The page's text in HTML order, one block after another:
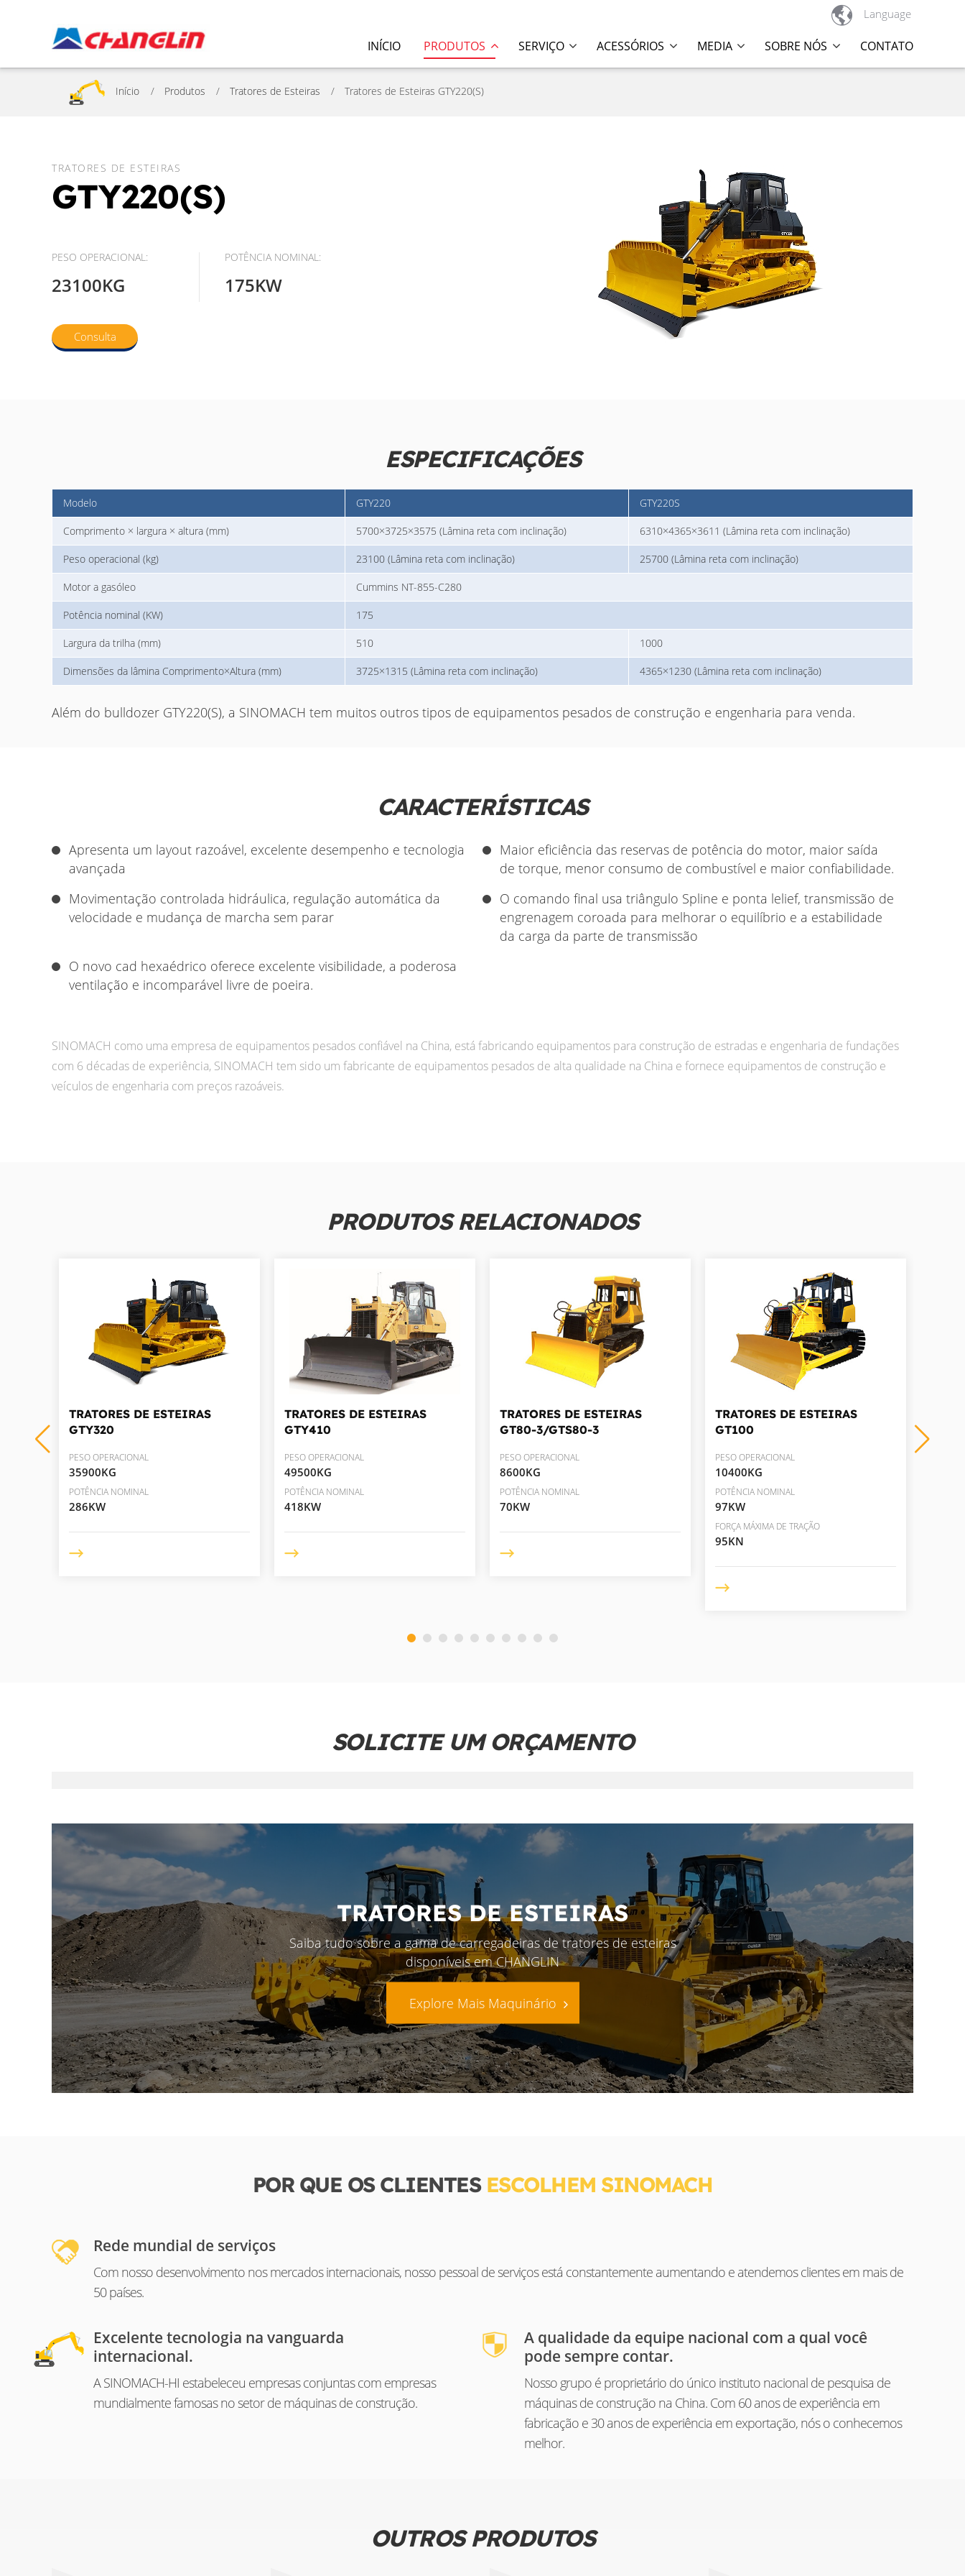
 Language
INÍCIO PRODUTOS SERVIÇO ACESSÓRIOS MEDIA SOBRE NÓS CONTATO
Início Produtos Tratores de Esteiras Tratores de Esteiras GTY220(S)
TRATORES DE ESTEIRAS
GTY220(S)
PESO OPERACIONAL:
23100KG
POTÊNCIA NOMINAL:
175KW
Consulta
ESPECIFICAÇÕES
Modelo GTY220 GTY220S
Comprimento × largura × altura (mm) 5700×3725×3575 (Lâmina reta com inclinação) 6310×4365×3611 (Lâmina reta com inclinação)
Peso operacional (kg) 23100 (Lâmina reta com inclinação) 25700 (Lâmina reta com inclinação)
Motor a gasóleo Cummins NT-855-C280
Potência nominal (KW) 175
Largura da trilha (mm) 510 1000
Dimensões da lâmina Comprimento×Altura (mm) 3725×1315 (Lâmina reta com inclinação) 4365×1230 (Lâmina reta com inclinação)
Além do bulldozer GTY220(S), a SINOMACH tem muitos outros tipos de equipamentos pesados de construção e engenharia para venda.
CARACTERÍSTICAS
Apresenta um layout razoável, excelente desempenho e tecnologia
avançada
Maior eficiência das reservas de potência do motor, maior saída
de torque, menor consumo de combustível e maior confiabilidade.
Movimentação controlada hidráulica, regulação automática da
velocidade e mudança de marcha sem parar
O comando final usa triângulo Spline e ponta lelief, transmissão de
engrenagem coroada para melhorar o equilíbrio e a estabilidade
da carga da parte de transmissão
O novo cad hexaédrico oferece excelente visibilidade, a poderosa
ventilação e incomparável livre de poeira.
SINOMACH como uma empresa de equipamentos pesados confiável na China, está fabricando equipamentos para construção de estradas e engenharia de fundações
com 6 décadas de experiência, SINOMACH tem sido um fabricante de equipamentos pesados de alta qualidade na China e fornece equipamentos de construção e
veículos de engenharia com preços razoáveis.
PRODUTOS RELACIONADOS
TRATORES DE ESTEIRAS
GTY320
PESO OPERACIONAL
35900KG
POTÊNCIA NOMINAL
286KW
TRATORES DE ESTEIRAS
GTY410
PESO OPERACIONAL
49500KG
POTÊNCIA NOMINAL
418KW
TRATORES DE ESTEIRAS
GT80-3/GTS80-3
PESO OPERACIONAL
8600KG
POTÊNCIA NOMINAL
70KW
TRATORES DE ESTEIRAS
GT100
PESO OPERACIONAL
10400KG
POTÊNCIA NOMINAL
97KW
FORÇA MÁXIMA DE TRAÇÃO
95KN
SOLICITE UM ORÇAMENTO
TRATORES DE ESTEIRAS
Saiba tudo sobre a gama de carregadeiras de tratores de esteiras
disponíveis em CHANGLIN
Explore Mais Maquinário
POR QUE OS CLIENTES ESCOLHEM SINOMACH
Rede mundial de serviços
Com nosso desenvolvimento nos mercados internacionais, nosso pessoal de serviços está constantemente aumentando e atendemos clientes em mais de
50 países.
Excelente tecnologia na vanguarda
internacional.
A SINOMACH-HI estabeleceu empresas conjuntas com empresas
mundialmente famosas no setor de máquinas de construção.
A qualidade da equipe nacional com a qual você
pode sempre contar.
Nosso grupo é proprietário do único instituto nacional de pesquisa de
máquinas de construção na China. Com 60 anos de experiência em
fabricação e 30 anos de experiência em exportação, nós o conhecemos
melhor.
OUTROS PRODUTOS